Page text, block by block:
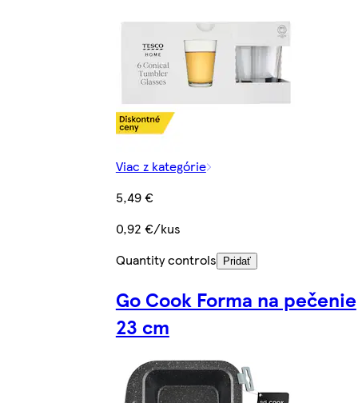
Viac z kategórie
5,49 €
0,92 €/kus
Quantity controls
Pridať
Go Cook Forma na pečenie
23 cm